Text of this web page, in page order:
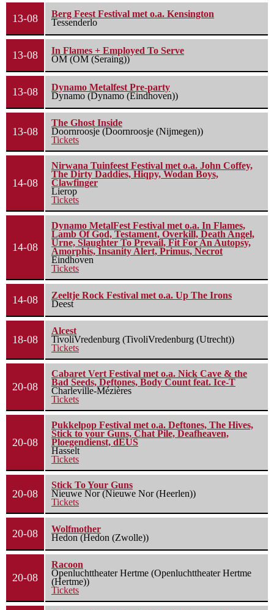
13-08
Berg Feest Festival met o.a. Kensington
Tessenderlo
13-08
In Flames + Employed To Serve
OM (OM (Seraing))
13-08
Dynamo Metalfest Pre-party
Dynamo (Dynamo (Eindhoven))
13-08
The Ghost Inside
Doornroosje (Doornroosje (Nijmegen))
Tickets
14-08
Nirwana Tuinfeest Festival met o.a. John Coffey,
The Dirty Daddies, Hiqpy, Wodan Boys,
Clawfinger
Lierop
Tickets
14-08
Dynamo MetalFest Festival met o.a. In Flames,
Lamb Of God, Testament, Overkill, Death Angel,
Urne, Slaughter To Prevail, Fit For An Autopsy,
Amorphis, Insanity Alert, Primus, Necrot
Eindhoven
Tickets
14-08
Zeeltje Rock Festival met o.a. Up The Irons
Deest
18-08
Alcest
TivoliVredenburg (TivoliVredenburg (Utrecht))
Tickets
20-08
Cabaret Vert Festival met o.a. Nick Cave & the
Bad Seeds, Deftones, Body Count feat. Ice-T
Charleville-Mézières
Tickets
20-08
Pukkelpop Festival met o.a. Deftones, The Hives,
Stick to your Guns, Chat Pile, Deafheaven,
Ploegendienst, dEUS
Hasselt
Tickets
20-08
Stick To Your Guns
Nieuwe Nor (Nieuwe Nor (Heerlen))
Tickets
20-08
Wolfmother
Hedon (Hedon (Zwolle))
20-08
Racoon
Openluchttheater Hertme (Openluchttheater Hertme
(Hertme))
Tickets